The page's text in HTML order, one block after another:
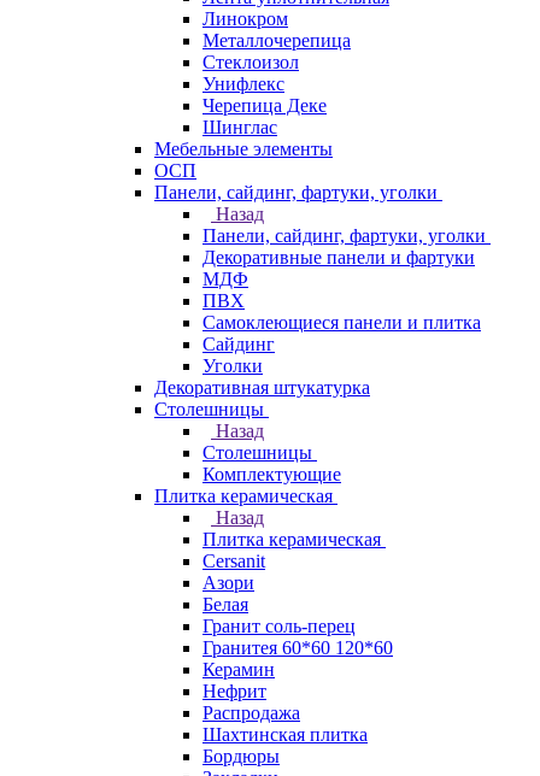
Линокром
Металлочерепица
Стеклоизол
Унифлекс
Черепица Деке
Шинглас
Мебельные элементы
ОСП
Панели, сайдинг, фартуки, уголки
Назад
Панели, сайдинг, фартуки, уголки
Декоративные панели и фартуки
МДФ
ПВХ
Самоклеющиеся панели и плитка
Сайдинг
Уголки
Декоративная штукатурка
Столешницы
Назад
Столешницы
Комплектующие
Плитка керамическая
Назад
Плитка керамическая
Cersanit
Азори
Белая
Гранит соль-перец
Гранитея 60*60 120*60
Керамин
Нефрит
Распродажа
Шахтинская плитка
Бордюры